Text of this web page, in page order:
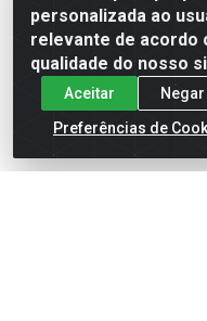
personalizada ao
relevante de acordo
qualidade do nosso
Aceitar
Preferências de